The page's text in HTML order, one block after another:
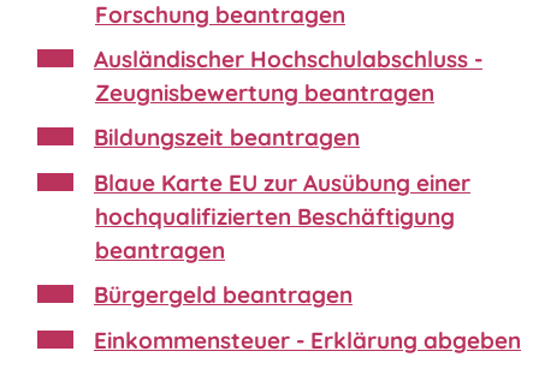
Forschung beantragen
Ausländischer Hochschulabschluss -
Zeugnisbewertung beantragen
Bildungszeit beantragen
Blaue Karte EU zur Ausübung einer
hochqualifizierten Beschäftigung
beantragen
Bürgergeld beantragen
Einkommensteuer - Erklärung abgeben